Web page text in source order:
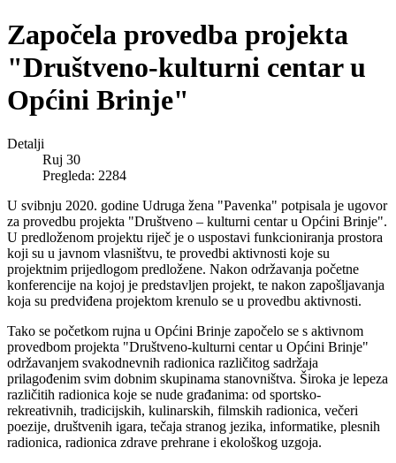
Započela provedba projekta
"Društveno-kulturni centar u
Općini Brinje"
Detalji
Ruj 30
Pregleda: 2284
U svibnju 2020. godine Udruga žena "Pavenka" potpisala je ugovor
za provedbu projekta "Društveno – kulturni centar u Općini Brinje".
U predloženom projektu riječ je o uspostavi funkcioniranja prostora
koji su u javnom vlasništvu, te provedbi aktivnosti koje su
projektnim prijedlogom predložene. Nakon održavanja početne
konferencije na kojoj je predstavljen projekt, te nakon zapošljavanja
koja su predviđena projektom krenulo se u provedbu aktivnosti.
Tako se početkom rujna u Općini Brinje započelo se s aktivnom
provedbom projekta "Društveno-kulturni centar u Općini Brinje"
održavanjem svakodnevnih radionica različitog sadržaja
prilagođenim svim dobnim skupinama stanovništva. Široka je lepeza
različitih radionica koje se nude građanima: od sportsko-
rekreativnih, tradicijskih, kulinarskih, filmskih radionica, večeri
poezije, društvenih igara, tečaja stranog jezika, informatike, plesnih
radionica, radionica zdrave prehrane i ekološkog uzgoja.